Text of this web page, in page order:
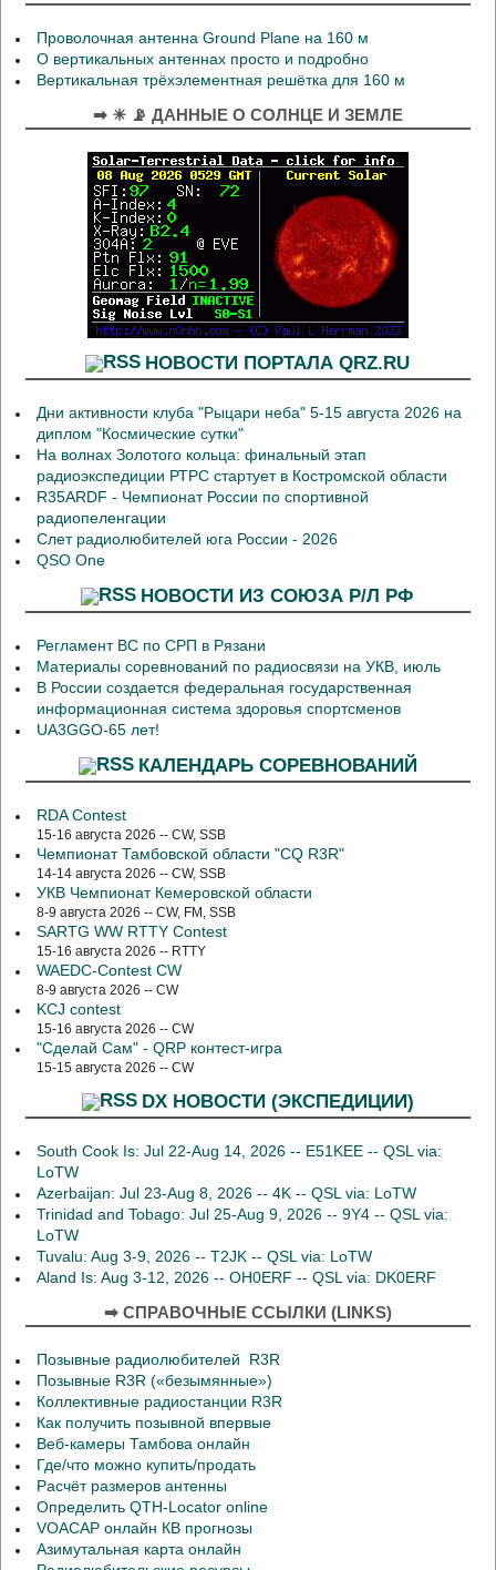
Проволочная антенна Ground Plane на 160 м
О вертикальных антеннах просто и подробно
Вертикальная трёхэлементная решётка для 160 м
➡ ☀ 📡 ДАННЫЕ О СОЛНЦЕ И ЗЕМЛЕ
НОВОСТИ ПОРТАЛА QRZ.RU
Дни активности клуба "Рыцари неба" 5-15 августа 2026 на
диплом "Космические сутки"
На волнах Золотого кольца: финальный этап
радиоэкспедиции РТРС стартует в Костромской области
R35ARDF - Чемпионат России по спортивной
радиопеленгации
Слет радиолюбителей юга России - 2026
QSO One
НОВОСТИ ИЗ СОЮЗА Р/Л РФ
Регламент ВС по СРП в Рязани
Материалы соревнований по радиосвязи на УКВ, июль
В России создается федеральная государственная
информационная система здоровья спортсменов
UA3GGO-65 лет!
КАЛЕНДАРЬ СОРЕВНОВАНИЙ
RDA Contest
15-16 августа 2026 -- CW, SSB
Чемпионат Тамбовской области "CQ R3R"
14-14 августа 2026 -- CW, SSB
УКВ Чемпионат Кемеровской области
8-9 августа 2026 -- CW, FM, SSB
SARTG WW RTTY Contest
15-16 августа 2026 -- RTTY
WAEDC-Contest CW
8-9 августа 2026 -- CW
KCJ contest
15-16 августа 2026 -- CW
"Сделай Сам" - QRP контест-игра
15-15 августа 2026 -- CW
DX НОВОСТИ (ЭКСПЕДИЦИИ)
South Cook Is: Jul 22-Aug 14, 2026 -- E51KEE -- QSL via:
LoTW
Azerbaijan: Jul 23-Aug 8, 2026 -- 4K -- QSL via: LoTW
Trinidad and Tobago: Jul 25-Aug 9, 2026 -- 9Y4 -- QSL via:
LoTW
Tuvalu: Aug 3-9, 2026 -- T2JK -- QSL via: LoTW
Aland Is: Aug 3-12, 2026 -- OH0ERF -- QSL via: DK0ERF
➡ СПРАВОЧНЫЕ ССЫЛКИ (LINKS)
Позывные радиолюбителей R3R
Позывные R3R («безымянные»)
Коллективные радиостанции R3R
Как получить позывной впервые
Веб-камеры Тамбова онлайн
Где/что можно купить/продать
Расчёт размеров антенны
Определить QTH-Locator online
VOACAP онлайн КВ прогнозы
Азимутальная карта онлайн